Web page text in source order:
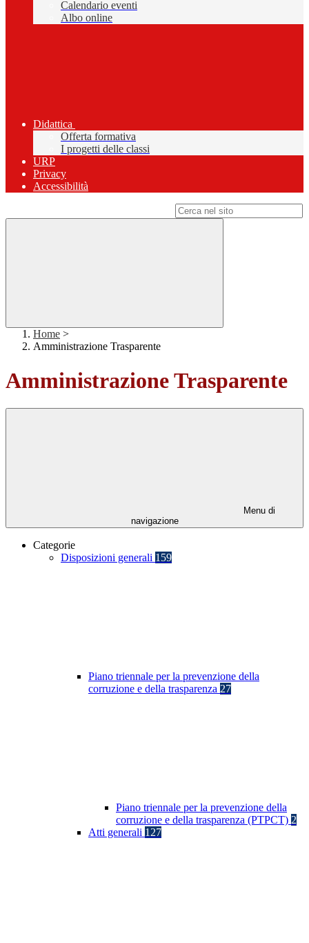
Calendario eventi
Albo online
Didattica
Offerta formativa
I progetti delle classi
URP
Privacy
Accessibilità
Home >
Amministrazione Trasparente
Amministrazione Trasparente
Menu di
navigazione
Categorie
Disposizioni generali 159
Piano triennale per la prevenzione della
corruzione e della trasparenza 27
Piano triennale per la prevenzione della
corruzione e della trasparenza (PTPCT) 2
Atti generali 127